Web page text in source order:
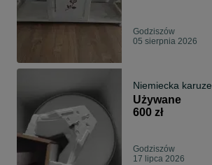
Godziszów
05 sierpnia 2026
Niemiecka
Używane
600 zł
Godziszów
17 lipca 2026